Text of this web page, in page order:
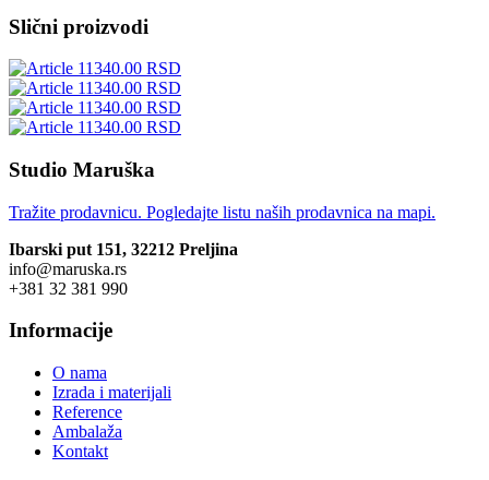
Slični proizvodi
11340.00 RSD
11340.00 RSD
11340.00 RSD
11340.00 RSD
Studio Maruška
Tražite prodavnicu. Pogledajte listu naših prodavnica na mapi.
Ibarski put 151, 32212 Preljina
info@maruska.rs
+381 32 381 990
Informacije
O nama
Izrada i materijali
Reference
Ambalaža
Kontakt